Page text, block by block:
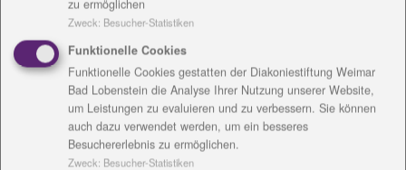
Corona verstorbenen Bewohner im Seniorenzentrum
Emmaus und dem dazugehörigen Haus
Elisabeth. Beide Einrichtungen waren schwer von
Corona getroffen. In das Seniorenzentrum Emmaus
hatte sich das Virus Anfang Dezember
eingeschlichen, im Haus Elisabeth war Ende Januar
die schlimmste Zeit: Mitarbeitende und Bewohner
waren erkrankt. Fachpersonal ist aufgrund von
zu ermöglichen
Zweck: Besucher-Statistiken
Funktionelle Cookies
Funktionelle Cookies gestatten der Diakoniestiftung Weimar
Bad Lobenstein die Analyse Ihrer Nutzung unserer Website,
um Leistungen zu evaluieren und zu verbessern. Sie können
auch dazu verwendet werden, um ein besseres
Besuchererlebnis zu ermöglichen.
Zweck: Besucher-Statistiken